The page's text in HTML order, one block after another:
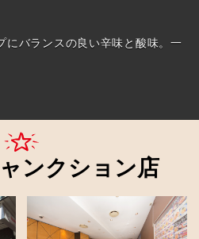
にバランスの良い辛味と酸味。一
ンクション店